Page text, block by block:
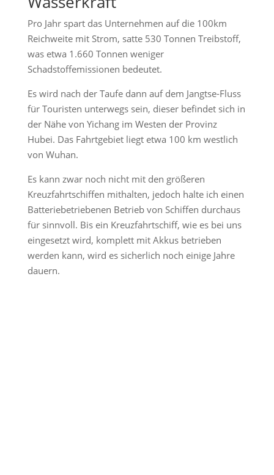
Pro Jahr spart das Unternehmen auf die 100km
Reichweite mit Strom, satte 530 Tonnen Treibstoff,
was etwa 1.660 Tonnen weniger
Schadstoffemissionen bedeutet.
Es wird nach der Taufe dann auf dem Jangtse-Fluss
für Touristen unterwegs sein, dieser befindet sich in
der Nähe von Yichang im Westen der Provinz
Hubei. Das Fahrtgebiet liegt etwa 100 km westlich
von Wuhan.
Es kann zwar noch nicht mit den größeren
Kreuzfahrtschiffen mithalten, jedoch halte ich einen
Batteriebetriebenen Betrieb von Schiffen durchaus
für sinnvoll. Bis ein Kreuzfahrtschiff, wie es bei uns
eingesetzt wird, komplett mit Akkus betrieben
werden kann, wird es sicherlich noch einige Jahre
dauern.